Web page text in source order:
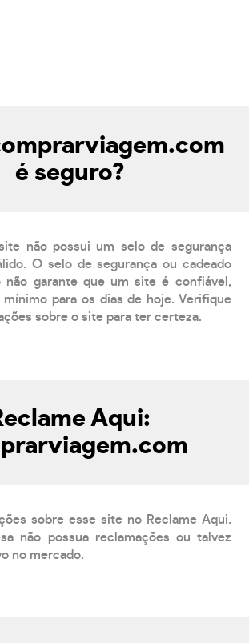
é seguro?
não possui um selo de segurança
O selo de segurança ou cadeado
não garante que um site é confiável,
para os dias de hoje. Verifique
sobre o site para ter certeza.
Aqui:
sobre esse site no Reclame Aqui.
não possua reclamações ou talvez
no mercado.